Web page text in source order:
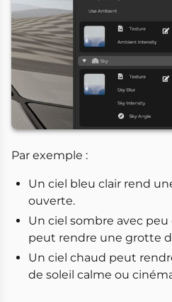
Par exemple :
Un ciel bleu clair rend
ouverte.
Un ciel sombre avec
peut rendre une grotte
Un ciel chaud peut
de soleil calme ou